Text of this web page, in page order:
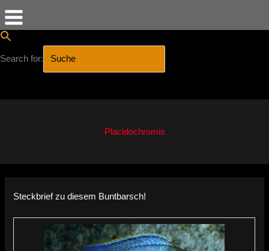
Search for:
Placidochromis
Steckbrief zu diesem Buntbarsch!